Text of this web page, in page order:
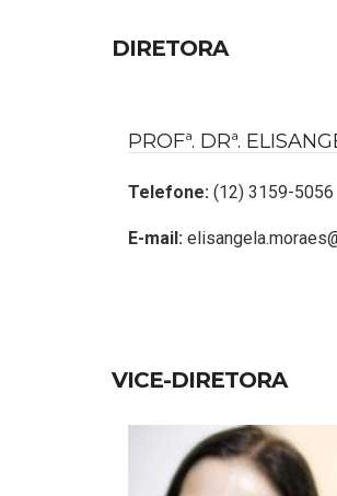
DIRETORA
PROFª. DRª.
Telefone: (12) 3159-5056
E-mail:
VICE-DIRETORA